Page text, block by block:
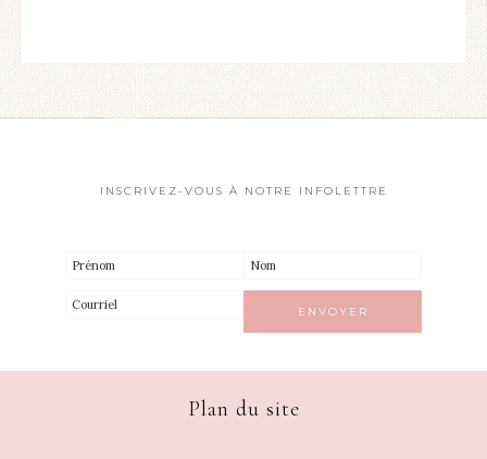
INSCRIVEZ-VOUS À NOTRE INFOLETTRE
Plan du site